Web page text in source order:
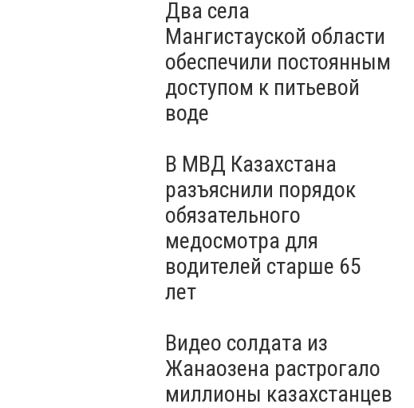
Два села
Мангистауской области
обеспечили постоянным
доступом к питьевой
воде
В МВД Казахстана
разъяснили порядок
обязательного
медосмотра для
водителей старше 65
лет
Видео солдата из
Жанаозена растрогало
миллионы казахстанцев